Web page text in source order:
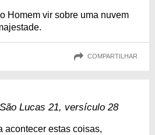
Homem vir sobre uma nuvem
COMPARTILHAR
Lucas 21, versículo 28
acontecer estas coisas,